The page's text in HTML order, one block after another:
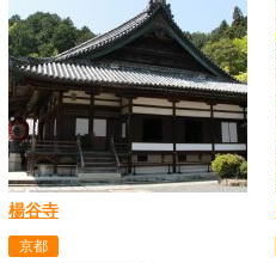
楊谷寺
京都